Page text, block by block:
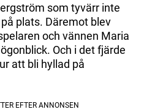
som tyvärr inte
plats. Däremot blev
och vännen Maria
Och i det fjärde
att bli hyllad på